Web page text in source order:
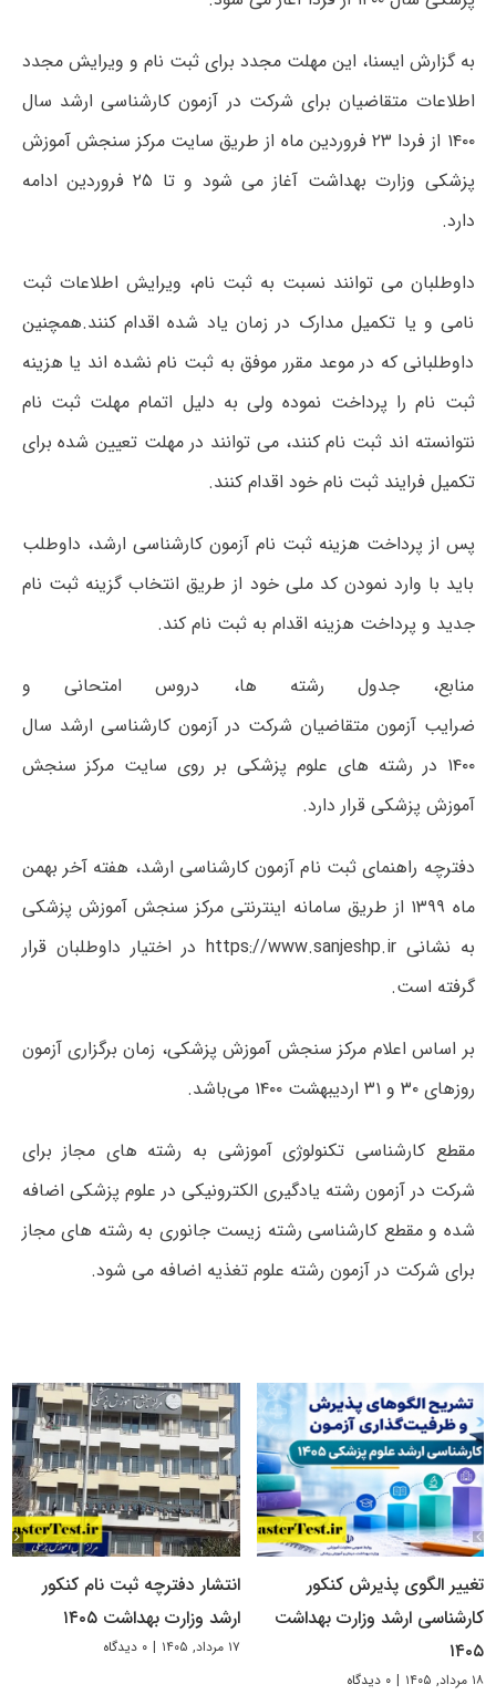
به گزارش ایسنا، این مهلت مجدد برای ثبت نام و ویرایش مجدد
اطلاعات متقاضیان برای شرکت در آزمون کارشناسی ارشد سال
۱۴۰۰ از فردا ۲۳ فروردین ماه از طریق سایت مرکز سنجش آموزش
پزشکی وزارت بهداشت آغاز می شود و تا ۲۵ فروردین ادامه
دارد.
داوطلبان می توانند نسبت به ثبت نام، ویرایش اطلاعات ثبت
نامی و یا تکمیل مدارک در زمان یاد شده اقدام کنند.همچنین
داوطلبانی که در موعد مقرر موفق به ثبت نام نشده اند یا ھزینه
ثبت نام را پرداخت نموده ولی به دلیل اتمام مھلت ثبت نام
نتوانسته اند ثبت نام کنند، می توانند در مهلت تعیین شده برای
تکمیل فرایند ثبت نام خود اقدام کنند.
پس از پرداخت ھزینه ثبت نام آزمون کارشناسی ارشد، داوطلب
باید با وارد نمودن کد ملی خود از طریق انتخاب گزینه ثبت نام
جدید و پرداخت ھزینه اقدام به ثبت نام کند.
منابع، جدول رشته ها، دروس امتحانی و
ضرایب آزمون متقاضیان شرکت در آزمون کارشناسی ارشد سال
۱۴۰۰ در رشته های علوم پزشکی بر روی سایت مرکز سنجش
آموزش پزشکی قرار دارد.
دفترچه راهنمای ثبت نام آزمون کارشناسی ارشد، هفته آخر بهمن
ماه ۱۳۹۹ از طریق سامانه اینترنتی مرکز سنجش آموزش پزشکی
به نشانی https://www.sanjeshp.ir در اختیار داوطلبان قرار
گرفته است.
بر اساس اعلام مرکز سنجش آموزش پزشکی، زمان برگزاری آزمون
روزهای ۳۰ و ۳۱ اردیبهشت ۱۴۰۰ می‌باشد.
مقطع کارشناسی تکنولوژی آموزشی به رشته ھای مجاز برای
شرکت در آزمون رشته یادگیری الکترونیکی در علوم پزشکی اضافه
شده و مقطع کارشناسی رشته زیست جانوری به رشته ھای مجاز
برای شرکت در آزمون رشته علوم تغذیه اضافه می شود.
تغییر الگوی پذیرش کنکور
کارشناسی ارشد وزارت بهداشت
۱۴۰۵
۱۸ مرداد, ۱۴۰۵ | ۰ دیدگاه
انتشار دفترچه ثبت نام کنکور
ارشد وزارت بهداشت ۱۴۰۵
۱۷ مرداد, ۱۴۰۵ | ۰ دیدگاه